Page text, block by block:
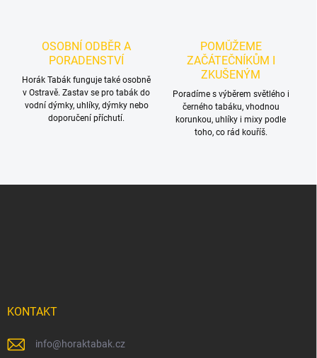
OSOBNÍ ODBĚR A
PORADENSTVÍ
Horák Tabák funguje také osobně
v Ostravě. Zastav se pro tabák do
vodní dýmky, uhlíky, dýmky nebo
doporučení příchutí.
POMŮŽEME
ZAČÁTEČNÍKŮM I
ZKUŠENÝM
Poradíme s výběrem světlého i
černého tabáku, vhodnou
korunkou, uhlíky i mixy podle
toho, co rád kouříš.
KONTAKT
info@horaktabak.cz